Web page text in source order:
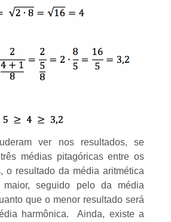
ver nos resultados, se
médias pitagóricas entre os
o resultado da média aritmética
seguido pelo da média
que o menor resultado será
harmônica. Ainda, existe a